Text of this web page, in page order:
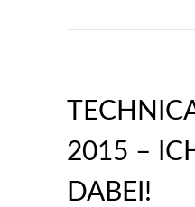
2015 –
DABEI!